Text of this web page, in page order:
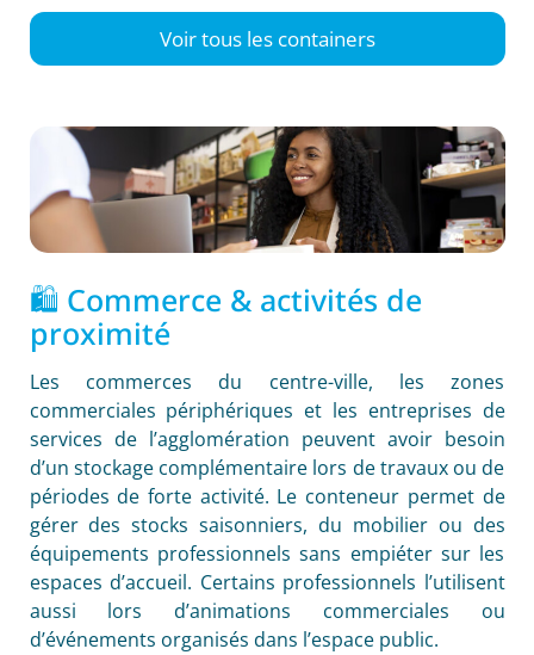
Voir tous les containers
🛍️ Commerce & activités de
proximité
Les commerces du centre-ville, les zones
commerciales périphériques et les entreprises de
services de l’agglomération peuvent avoir besoin
d’un stockage complémentaire lors de travaux ou de
périodes de forte activité. Le conteneur permet de
gérer des stocks saisonniers, du mobilier ou des
équipements professionnels sans empiéter sur les
espaces d’accueil. Certains professionnels l’utilisent
aussi lors d’animations commerciales ou
d’événements organisés dans l’espace public.